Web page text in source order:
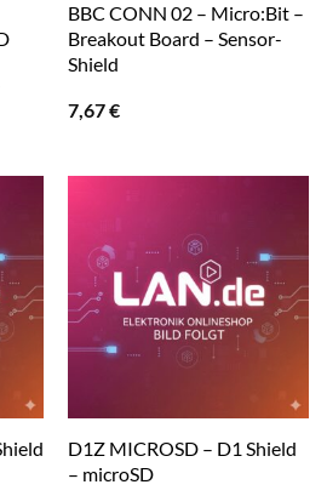
BBC CONN 02 – Micro:Bit –
Breakout Board – Sensor-
Shield
7,67€
D1Z MICROSD – D1 Shield
– microSD